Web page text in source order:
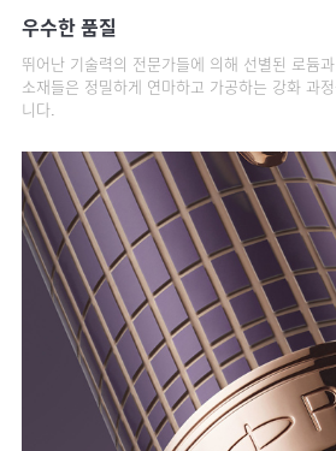
우수한 품질
뛰어난 기술력의 전문가들에 의해 선별된 로듐
소재들은 정밀하게 연마하고 가공하는 강화 과
니다.